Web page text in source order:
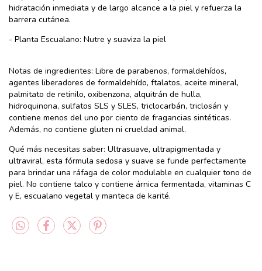
hidratación inmediata y de largo alcance a la piel y refuerza la
barrera cutánea.
- Planta Escualano: Nutre y suaviza la piel
Notas de ingredientes: Libre de parabenos, formaldehídos,
agentes liberadores de formaldehído, ftalatos, aceite mineral,
palmitato de retinilo, oxibenzona, alquitrán de hulla,
hidroquinona, sulfatos SLS y SLES, triclocarbán, triclosán y
contiene menos del uno por ciento de fragancias sintéticas.
Además, no contiene gluten ni crueldad animal.
Qué más necesitas saber: Ultrasuave, ultrapigmentada y
ultraviral, esta fórmula sedosa y suave se funde perfectamente
para brindar una ráfaga de color modulable en cualquier tono de
piel. No contiene talco y contiene árnica fermentada, vitaminas C
y E, escualano vegetal y manteca de karité.